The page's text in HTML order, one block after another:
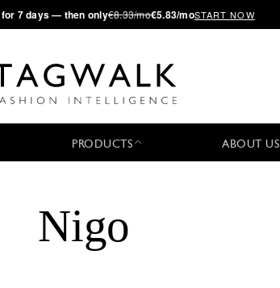
7 days — then only€8.33/mo€5.83/moSTART NOW
PRODUCTS ABOUT US
Nigo